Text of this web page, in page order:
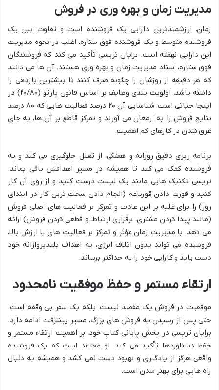
مدیریت زمان و بهره وری در فروش
زمان، ارزشمندترین دارایی یک فروشنده است و تفاوت بین یک
فروشنده متوسط و یک فروشنده فوق ستاره، اغلب در نحوه مدیریت
این دارایی نهفته است. برایان تریسی تأکید می کند که فروشندگان
فوق ستاره، استاد مدیریت زمان و بهره وری هستند. آن ها می دانند
که هر دقیقه از روزشان را چگونه صرف کنند تا بیشترین بازدهی را
داشته باشد. اولویت بندی وظایف بر اساس قانون پارتو (۲۰/۸۰) در
اینجا حیاتی است: شناسایی آن ۲۰ درصد فعالیت هایی که ۸۰ درصد
نتایج فروش را به ارمغان می آورند و تمرکز قاطع بر آن ها، به جای
غرق شدن در کارهای کم اهمیت.
برنامه ریزی دقیق روزانه و هفتگی، از تعلل جلوگیری می کند و به
فروشنده کمک می کند تا همیشه در مسیر اهدافش باقی بماند.
تریسی تکنیک هایی مانند یک لیست درست کنید و از روی آن کار
کنید و قورت دادن قورباغه (انجام دادن سخت ترین کار در ابتدای
روز) را برای غلبه بر این عادت و تمرکز بر فعالیت های اصلی فروش
(مانند پیدا کردن مشتری، برقراری ارتباط، و قطعی کردن فروش) ارائه
می دهد. با مدیریت زمان مؤثر و تمرکز بر فعالیت های با ارزش بالا،
فروشنده می تواند بدون اتلاف انرژی، به اهداف بلندپروازانه خود
دست یابد و کارایی خود را به حداکثر برساند.
ارتقاء مستمر و حفظ موفقیت نامحدود
موفقیت در فروش یک مقصد نیست، بلکه یک سفر بی وقفه است.
حتی پس از رسیدن به فروش های بزرگ، مسیر پیشرفت ادامه دارد.
برایان تریسی در بخش پایانی کتاب خود، بر اهمیت ارتقاء مستمر و
حفظ دستاوردها تأکید می کند. او معتقد است که یک فروشنده
واقعی هرگز از یادگیری و بهبود دست نمی کشد و همیشه به دنبال
راه هایی برای بهتر شدن است.